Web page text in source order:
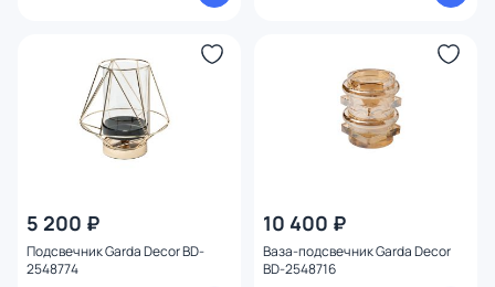
5 200 ₽
Подсвечник Garda Decor BD-
2548774
10 400 ₽
Ваза-подсвечник Garda Decor
BD-2548716